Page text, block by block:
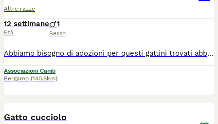
Altre razze
12 settimane
Età
1
Sesso
Abbiamo bisogno di adozioni per questi gattini trovati abbandonati. Seguiti gia nell' iter sanitario, con vaccini e microchip. Sono molto buoni, socializzati Per adozioni chiamate 3) 40) 578) 3)896) li portiamo con staffettista autorizzato fino in regione, ritiro a Melegnano Li cediamo solo ed esclusivamente in casa. No fuori. E sono richieste messe in sicurezza a finestre e balconi se ci sono.
Associazioni Canili
Bergamo (140.8km)
Gatto cucciolo